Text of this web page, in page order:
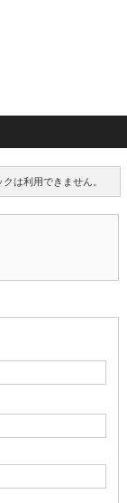
クは利用できません。